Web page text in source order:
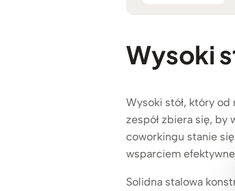
Wysoki
Wysoki stół, który
zespół zbiera się, by
coworkingu stanie
wsparciem
Solidna stalowa